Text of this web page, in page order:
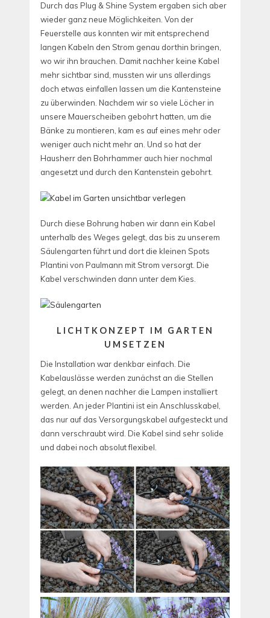
Durch das Plug & Shine System ergaben sich aber
wieder ganz neue Möglichkeiten. Von der
Feuerstelle aus konnten wir mit entsprechend
langen Kabeln den Strom genau dorthin bringen,
wo wir ihn brauchen. Damit nachher keine Kabel
mehr sichtbar sind, mussten wir uns allerdings
doch etwas einfallen lassen um die Kantensteine
zu überwinden. Nachdem wir so viele Löcher in
unsere Mauerscheiben gebohrt hatten, um die
Bänke zu montieren, kam es auf eines mehr oder
weniger auch nicht mehr an. Und so hat der
Hausherr den Bohrhammer auch hier nochmal
angesetzt und durch den Kantenstein gebohrt.
Durch diese Bohrung haben wir dann ein Kabel
unterhalb des Weges gelegt, das bis zu unserem
Säulengarten führt und dort die kleinen Spots
Plantini von Paulmann mit Strom versorgt. Die
Kabel verschwinden dann unter dem Kies.
LICHTKONZEPT IM GARTEN
UMSETZEN
Die Installation war denkbar einfach. Die
Kabelauslässe werden zunächst an die Stellen
gelegt, an denen nachher die Lampen installiert
werden. An jeder Plantini ist ein Anschlusskabel,
das nur auf das Versorgungskabel aufgesteckt und
dann verschraubt wird. Die Kabel sind sehr solide
und dabei noch absolut flexibel.